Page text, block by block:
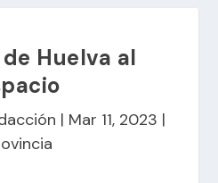
Huelva al
| Mar 11, 2023 |